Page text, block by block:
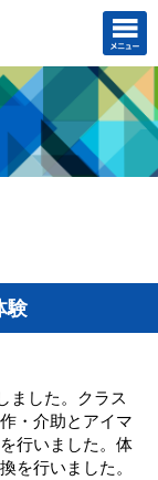
験
ました。クラス
・介助とアイマ
行いました。体
を行いました。